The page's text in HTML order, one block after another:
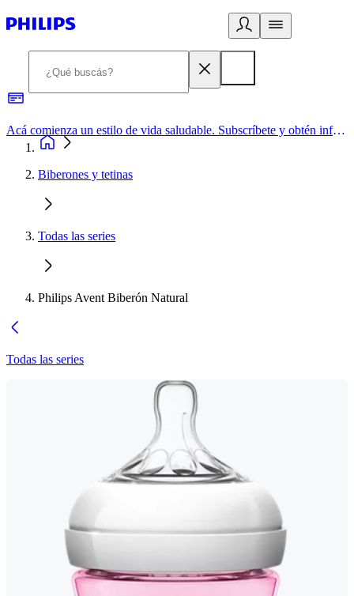
Acá comienza un estilo de vida saludable. Subscríbete y obtén información de primera mano
Biberones y tetinas
Todas las series
Philips Avent Biberón Natural
Todas las series